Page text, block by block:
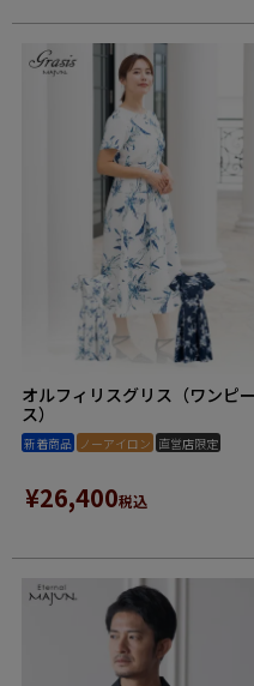
オルフィリスグリス（ワンピー
ス）
新着商品 ノーアイロン 直営店限定
¥26,400税込